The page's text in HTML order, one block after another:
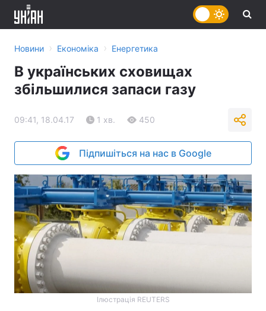
Новини › Економіка › Енергетика
В українських сховищах
збільшилися запаси газу
09:41, 18.04.17 1 хв. 450
Підпишіться на нас в Google
Ілюстрація REUTERS